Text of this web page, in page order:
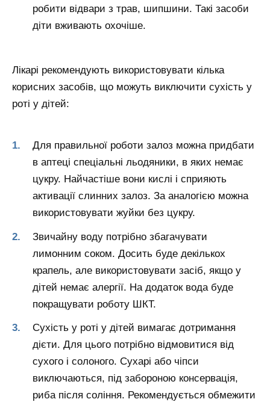
робити відвари з трав, шипшини. Такі засоби
діти вживають охочіше.
Лікарі рекомендують використовувати кілька
корисних засобів, що можуть виключити сухість у
роті у дітей:
Для правильної роботи залоз можна придбати
в аптеці спеціальні льодяники, в яких немає
цукру. Найчастіше вони кислі і сприяють
активації слинних залоз. За аналогією можна
використовувати жуйки без цукру.
Звичайну воду потрібно збагачувати
лимонним соком. Досить буде декількох
крапель, але використовувати засіб, якщо у
дітей немає алергії. На додаток вода буде
покращувати роботу ШКТ.
Сухість у роті у дітей вимагає дотримання
дієти. Для цього потрібно відмовитися від
сухого і солоного. Сухарі або чіпси
виключаються, під забороною консервація,
риба після соління. Рекомендується обмежити